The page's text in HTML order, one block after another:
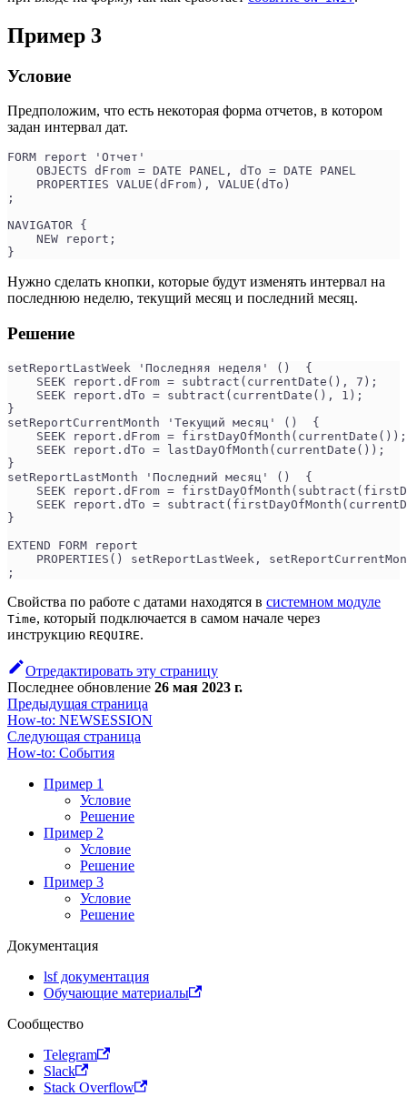
Пример 3
Условие
Предположим, что есть некоторая форма отчетов, в котором
задан интервал дат.
FORM report 'Отчет'
    OBJECTS dFrom = DATE PANEL, dTo = DATE PANEL
    PROPERTIES VALUE(dFrom), VALUE(dTo)
;
NAVIGATOR {
    NEW report;
}
Нужно сделать кнопки, которые будут изменять интервал на
последнюю неделю, текущий месяц и последний месяц.
Решение
setReportLastWeek 'Последняя неделя' ()  {
    SEEK report.dFrom = subtract(currentDate(), 7);
    SEEK report.dTo = subtract(currentDate(), 1);
}
setReportCurrentMonth 'Текущий месяц' ()  {
    SEEK report.dFrom = firstDayOfMonth(currentDate());
    SEEK report.dTo = lastDayOfMonth(currentDate());
}
setReportLastMonth 'Последний месяц' ()  {
SEEK report.dFrom =
SEEK report.dTo =
}
EXTEND FORM report
PROPERTIES() setReportLastWeek,
;
Свойства по работе с датами находятся в системном модуле
Time, который подключается в самом начале через
инструкцию REQUIRE.
Отредактировать эту страницу
Последнее обновление 26 мая 2023 г.
Предыдущая страница
How-to: NEWSESSION
Следующая страница
How-to: События
Пример 1
Условие
Решение
Пример 2
Условие
Решение
Пример 3
Условие
Решение
Документация
lsf документация
Обучающие материалы
Сообщество
Telegram
Slack
Stack Overflow